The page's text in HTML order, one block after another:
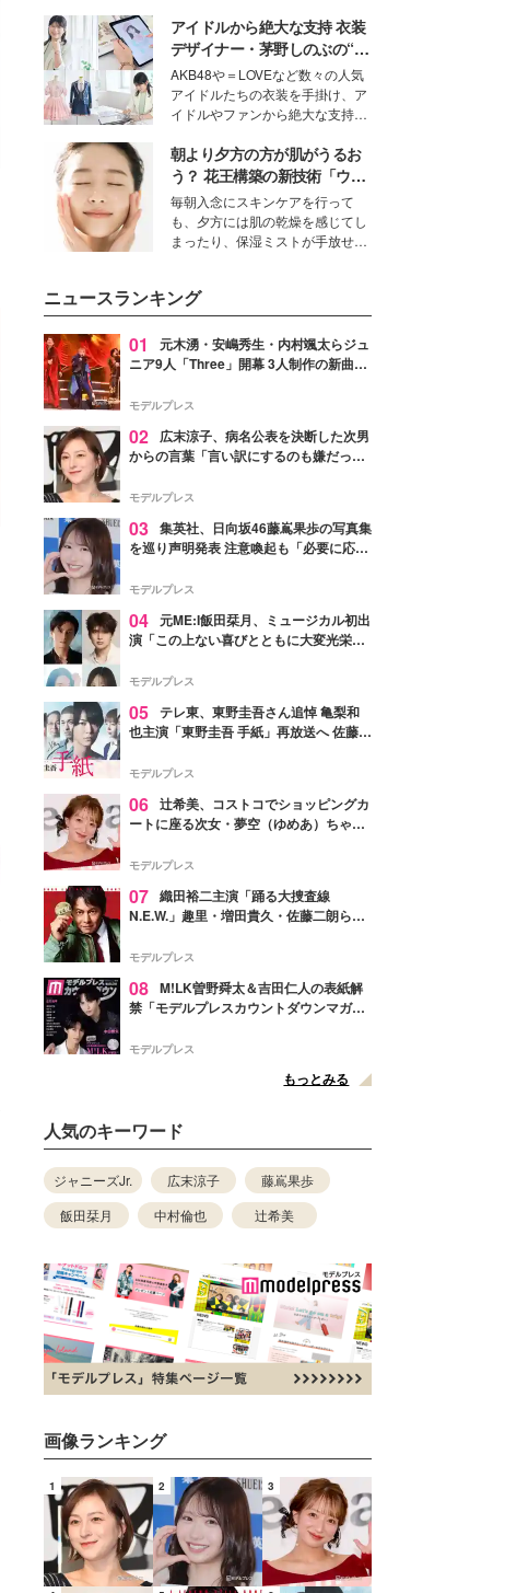
ます。
ニオン好き”という共通点を持つモ
デルの宮城舞と島村雄大の特別対
談をお届け！それぞれの視点か
ら、今作ならではの魅力や予想外
の感動をもたらす奥深いストーリ
ーについて熱く語り合ってもらっ
た。
アイドルから絶大な支持 衣装
デザイナー・茅野しのぶの“可
愛い”を作る美学＜「シチズン
クロスシー」インタビュー＞
AKB48や＝LOVEなど数々の人気
アイドルたちの衣装を手掛け、ア
イドルやファンから絶大な支持を
取締役兼クリエイティブディレク
ター・茅野しのぶ。一人ひとりの
個性に寄り添い、魅力を引き出す
衣装作りは、多くの女性たちに勇
気と自信を与え続けている。
朝より夕方の方が肌がうるお
う？ 花王構築の新技術「ウォ
ーターキャプチャリングスキ
ン（捕水肌）」がスキンケア
の常識を変える予感
毎朝入念にスキンケアを行って
も、夕方には肌の乾燥を感じてし
まったり、保湿ミストが手放せな
性を秘めた、革新的な「Water
Capturing Skin（ウォーターキャ
プチャリングスキン：捕水肌）」
技術を、花王が構築した。
ニュースランキング
01
元木湧・安嶋秀生・内村颯太らジュ
ニア9人「Three」開幕 3人制作の新曲＆
進んで夢を掴みたい」【ゲネプロレポ】
モデルプレス
02
広末涼子、病名公表を決断した次男
からの言葉「言い訳にするのも嫌だっ
モデルプレス
03 集英社、日向坂46藤嶌果歩の写真集
を巡り声明発表 注意喚起も「必要に応じ
モデルプレス
04 元ME:I飯田栞月、ミュージカル初出
演「この上ない喜びとともに大変光栄」
ャスト発表
モデルプレス
05 テレ東、東野圭吾さん追悼 亀梨和
也主演「東野圭吾 手紙」再放送へ 佐藤隆
モデルプレス
06 辻希美、コストコでショッピングカ
ートに座る次女・夢空（ゆめあ）ちゃん
ぎ」「成長を感じる」の声
モデルプレス
07 織田裕二主演「踊る大捜査線
N.E.W.」趣里・増田貴久・佐藤二朗ら新
徴する“謎のキーワード”も
モデルプレス
08 M!LK曽野舜太＆吉田仁人の表紙解
禁「モデルプレスカウントダウンマガジ
モデルプレス
もっとみる
人気のキーワード
ジャニーズJr. 広末涼子
藤嶌果歩
飯田栞月
中村倫也 辻希美
画像ランキング
1 2 3